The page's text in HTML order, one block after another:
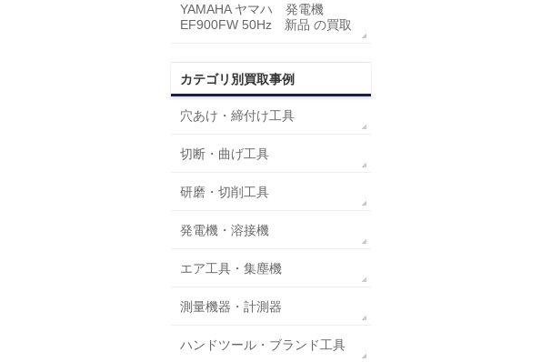
YAMAHA ヤマハ 発電機
EF900FW 50Hz 新品 の買取
カテゴリ別買取事例
穴あけ・締付け工具
切断・曲げ工具
研磨・切削工具
発電機・溶接機
エア工具・集塵機
測量機器・計測器
ハンドツール・ブランド工具